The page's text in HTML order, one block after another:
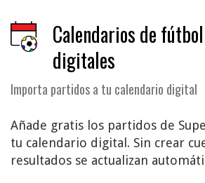
Calendarios de fútbol
digitales
Importa partidos a tu calendario digital
Añade gratis los partidos de
tu calendario digital. Sin crear
resultados se actualizan